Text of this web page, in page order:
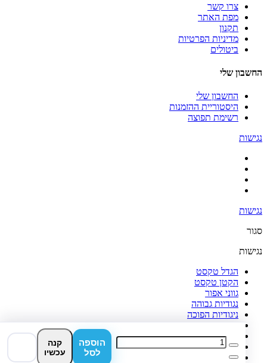
הוספה
לסל
קנה
עכשיו
צרו קשר
מפת האתר
תקנון
מדיניות הפרטיות
ביטולים
החשבון שלי
החשבון שלי
היסטוריית ההזמנות
רשימת תפוצה
נגישות
נגישות
סגור
נגישות
הגדל טקסט
הקטן טקסט
גווני אפור
נגודיות גבוהה
ניגודיות הפוכה
רקע בהיר
הדגשת קישורים
פונט קריא
איפוס